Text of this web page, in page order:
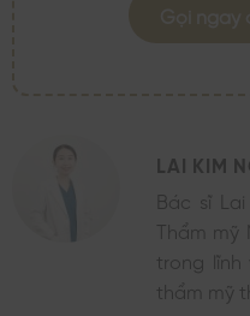
LAI KIM
Bác sĩ
Thẩm mỹ
trong lĩnh
thẩm mỹ